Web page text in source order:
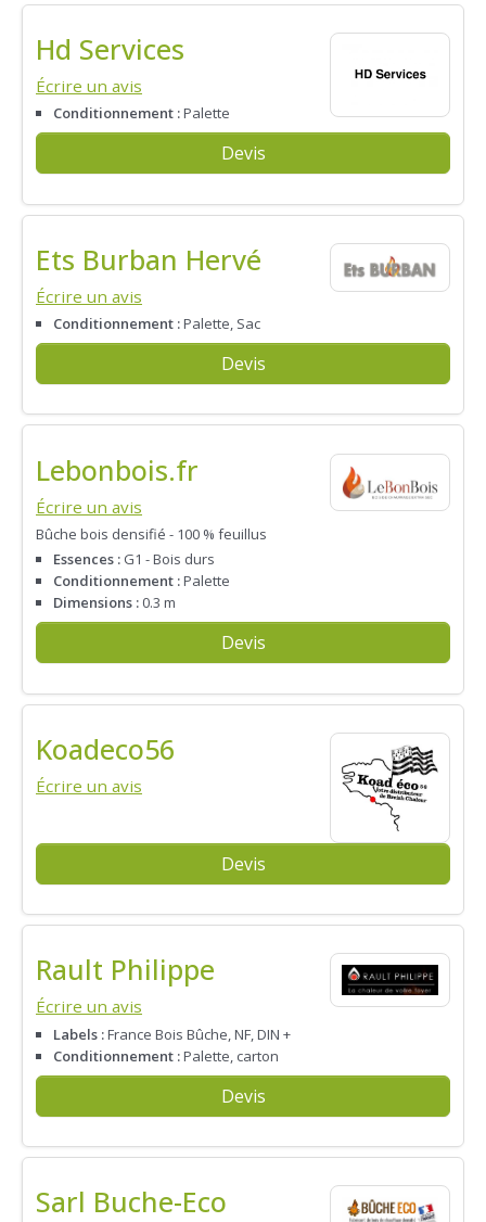
Hd Services
Écrire un avis
Conditionnement :Palette
Devis
Ets Burban Hervé
Écrire un avis
Conditionnement :Palette, Sac
Devis
Lebonbois.fr
Écrire un avis
Bûche bois densifié - 100 % feuillus
Essences : G1 - Bois durs
Conditionnement :Palette
Dimensions : 0.3 m
Devis
Koadeco56
Écrire un avis
Devis
Rault Philippe
Écrire un avis
Labels :France Bois Bûche, NF, DIN +
Conditionnement :Palette, carton
Devis
Sarl Buche-Eco